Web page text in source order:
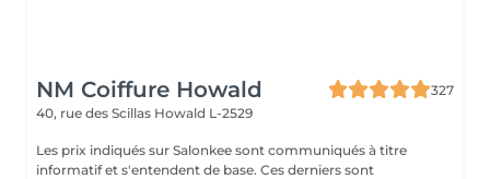
NM Coiffure Howald
327
40, rue des Scillas Howald L-2529
Les prix indiqués sur Salonkee sont communiqués à titre
informatif et s'entendent de base. Ces derniers sont